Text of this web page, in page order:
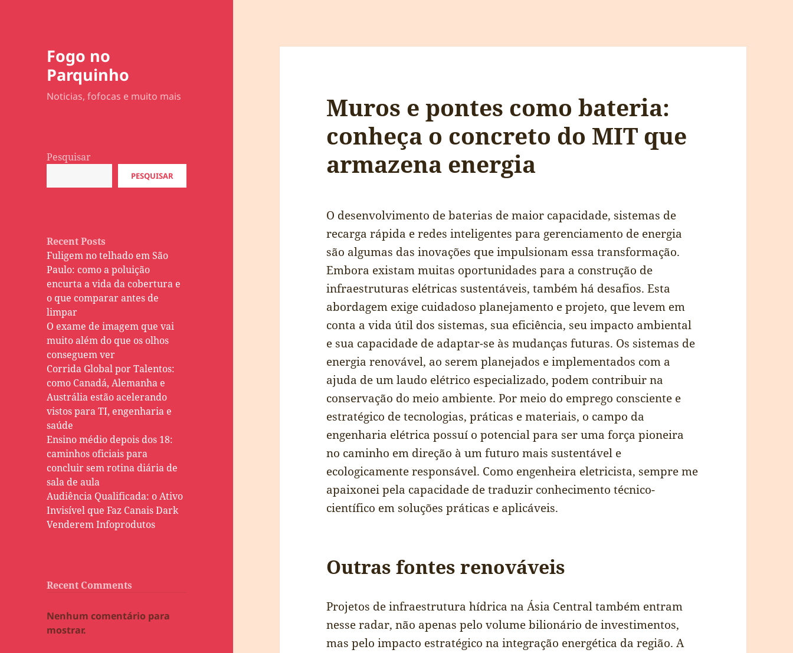
Fogo no
Parquinho
Noticias, fofocas e muito mais
Pesquisar
PESQUISAR
Recent Posts
Fuligem no telhado em São
Paulo: como a poluição
encurta a vida da cobertura e
o que comparar antes de
limpar
O exame de imagem que vai
muito além do que os olhos
conseguem ver
Corrida Global por Talentos:
como Canadá, Alemanha e
Austrália estão acelerando
vistos para TI, engenharia e
saúde
Ensino médio depois dos 18:
caminhos oficiais para
concluir sem rotina diária de
sala de aula
Audiência Qualificada: o Ativo
Invisível que Faz Canais Dark
Venderem Infoprodutos
Recent Comments
Nenhum comentário para
mostrar.
Muros e pontes como bateria:
conheça o concreto do MIT que
armazena energia
O desenvolvimento de baterias de maior capacidade, sistemas de
recarga rápida e redes inteligentes para gerenciamento de energia
são algumas das inovações que impulsionam essa transformação.
Embora existam muitas oportunidades para a construção de
infraestruturas elétricas sustentáveis, também há desafios. Esta
abordagem exige cuidadoso planejamento e projeto, que levem em
conta a vida útil dos sistemas, sua eficiência, seu impacto ambiental
e sua capacidade de adaptar-se às mudanças futuras. Os sistemas de
energia renovável, ao serem planejados e implementados com a
ajuda de um laudo elétrico especializado, podem contribuir na
conservação do meio ambiente. Por meio do emprego consciente e
estratégico de tecnologias, práticas e materiais, o campo da
engenharia elétrica possuí o potencial para ser uma força pioneira
no caminho em direção à um futuro mais sustentável e
ecologicamente responsável. Como engenheira eletricista, sempre me
apaixonei pela capacidade de traduzir conhecimento técnico-
científico em soluções práticas e aplicáveis.
Outras fontes renováveis
Projetos de infraestrutura hídrica na Ásia Central também entram
nesse radar, não apenas pelo volume bilionário de investimentos,
mas pelo impacto estratégico na integração energética da região. A